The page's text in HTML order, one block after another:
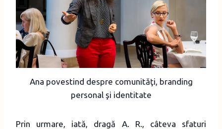
Ana povestind despre comunităţi, branding
personal şi identitate
Prin urmare, iată, dragă A. R., câteva sfaturi